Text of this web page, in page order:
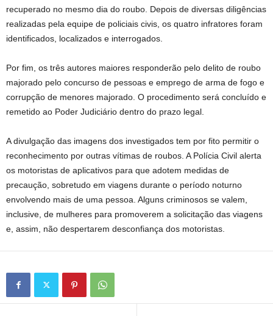
recuperado no mesmo dia do roubo. Depois de diversas diligências
realizadas pela equipe de policiais civis, os quatro infratores foram
identificados, localizados e interrogados.
Por fim, os três autores maiores responderão pelo delito de roubo
majorado pelo concurso de pessoas e emprego de arma de fogo e
corrupção de menores majorado. O procedimento será concluído e
remetido ao Poder Judiciário dentro do prazo legal.
A divulgação das imagens dos investigados tem por fito permitir o
reconhecimento por outras vítimas de roubos. A Polícia Civil alerta
os motoristas de aplicativos para que adotem medidas de
precaução, sobretudo em viagens durante o período noturno
envolvendo mais de uma pessoa. Alguns criminosos se valem,
inclusive, de mulheres para promoverem a solicitação das viagens
e, assim, não despertarem desconfiança dos motoristas.